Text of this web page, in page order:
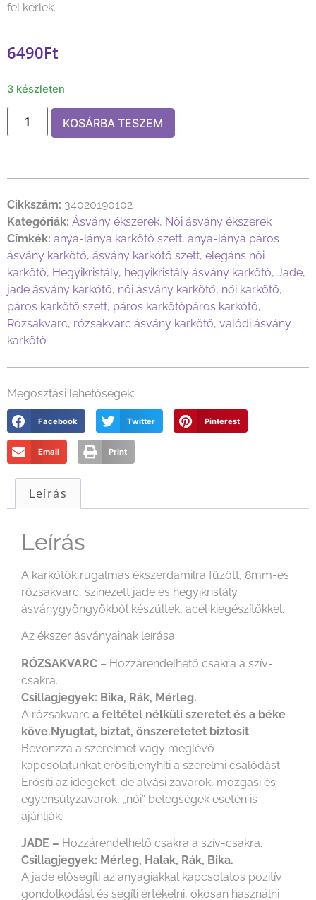
fel kérlek.
6490Ft
3 készleten
KOSÁRBA TESZEM
Cikkszám: 34020190102
Kategóriák: Ásvány ékszerek, Női ásvány ékszerek
Címkék: anya-lánya karkötő szett, anya-lánya páros
ásvány karkötő, ásvány karkötő szett, elegáns női
karkötő, Hegyikristály, hegyikristály ásvány karkötő, Jade,
jade ásvány karkötő, női ásvány karkötő, női karkötő,
páros karkötő szett, páros karkötőpáros karkötő,
Rózsakvarc, rózsakvarc ásvány karkötő, valódi ásvány
karkötő
Megosztási lehetőségek:
Facebook Twitter Pinterest
Email Print
Leírás
Leírás
A karkötők rugalmas ékszerdamilra fűzött, 8mm-es
rózsakvarc, színezett jade és hegyikristály
ásványgyöngyökből készültek, acél kiegészítőkkel.
Az ékszer ásványainak leírása:
RÓZSAKVARC – Hozzárendelhető csakra a szív-
csakra.
Csillagjegyek: Bika, Rák, Mérleg.
A rózsakvarc a feltétel nélküli szeretet és a béke
köve.Nyugtat, biztat, önszeretetet biztosít.
Bevonzza a szerelmet vagy meglévő
kapcsolatunkat erősíti,enyhíti a szerelmi csalódást.
Erősíti az idegeket, de alvási zavarok, mozgási és
egyensúlyzavarok, „női” betegségek esetén is
ajánlják.
JADE – Hozzárendelhető csakra a szív-csakra.
Csillagjegyek: Mérleg, Halak, Rák, Bika.
A jade elősegíti az anyagiakkal kapcsolatos pozitív
gondolkodást és segíti értékelni, okosan használni